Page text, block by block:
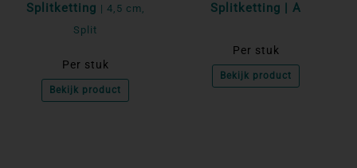
Splitketting | 4,5 cm,
Split
Per stuk
Bekijk product
Splitketting | A
Per stuk
Bekijk product